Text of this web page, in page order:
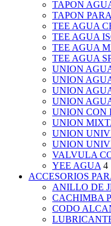
TAPON
TAPON
TEE AGUA
TEE AGUA
TEE AGUA
TEE AGUA
UNION
UNION
UNION
UNION
UNION CON
UNION
UNION
UNION
VALVULA
YEE AGUA 4
ACCESORIOS
ANILLO DE
CACHIMBA
CODO